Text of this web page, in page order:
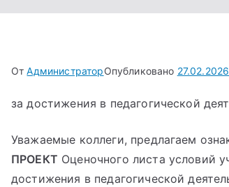
ОтАдминистраторОпубликовано 27.02.2026
за достижения в педагогической
Уважаемые коллеги, предлагаем
ПРОЕКТ Оценочного листа условий
достижения в педагогической